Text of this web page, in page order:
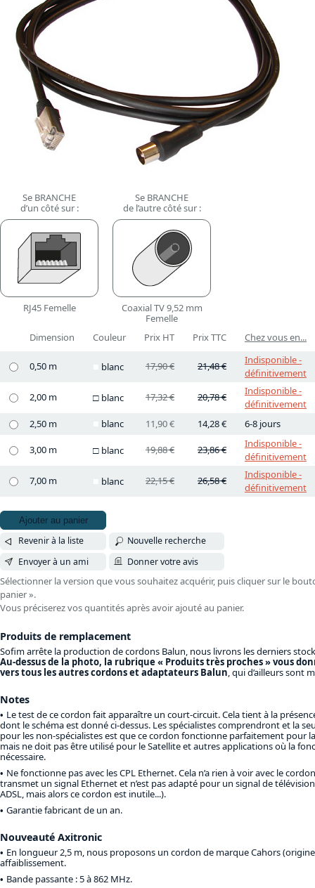
Se BRANCHE
d’un côté sur :
RJ45 Femelle
Se BRANCHE
de l’autre côté sur :
Coaxial TV 9,52 mm
Femelle
Dimension
Couleur Prix HT Prix TTC Chez vous en...
0,50 m blanc 17,90 € 21,48 €
Indisponible -
définitivement
2,00 m
blanc 17,32 € 20,78 €
Indisponible -
définitivement
2,50 m
blanc 11,90 € 14,28 € 6-8 jours
3,00 m blanc 19,88 € 23,86 €
Indisponible -
définitivement
7,00 m
blanc 22,15 € 26,58 €
Indisponible -
définitivement
Ajouter au panier
Revenir à la liste
Nouvelle recherche
Envoyer à un ami
Donner votre avis
Sélectionner la version que vous souhaitez acquérir, puis cliquer sur le
panier ».
Vous préciserez vos quantités après avoir ajouté au panier.
Produits de remplacement
Sofim arrête la production de cordons Balun, nous livrons les derniers
Au-dessus de la photo, la rubrique « Produits très proches » vous
vers tous les autres cordons et adaptateurs Balun, qui d’ailleurs sont
Notes
Le test de ce cordon fait apparaître un court-circuit. Cela tient à la
dont le schéma est donné ci-dessus. Les spécialistes comprendront et la
pour les non-spécialistes est que ce cordon fonctionne parfaitement pour
mais ne doit pas être utilisé pour le Satellite et autres applications où la
nécessaire.
Ne fonctionne pas avec les CPL Ethernet. Cela n’a rien à voir avec le
transmet un signal Ethernet et n’est pas adapté pour un signal de
ADSL, mais alors ce cordon est inutile...).
Garantie fabricant de un an.
Nouveauté Axitronic
En longueur 2,5 m, nous proposons un cordon de marque Cahors
affaiblissement.
Bande passante : 5 à 862 MHz.